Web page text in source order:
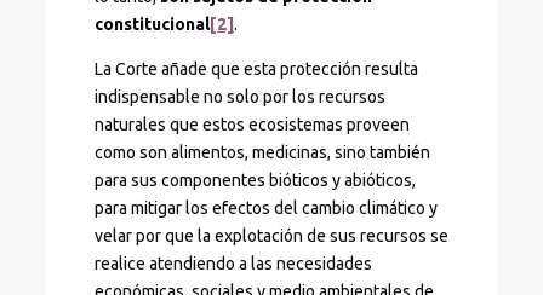
constitucional[2].
La Corte añade que esta protección resulta
indispensable no solo por los recursos
naturales que estos ecosistemas proveen
como son alimentos, medicinas, sino también
para sus componentes bióticos y abióticos,
para mitigar los efectos del cambio climático y
velar por que la explotación de sus recursos se
realice atendiendo a las necesidades